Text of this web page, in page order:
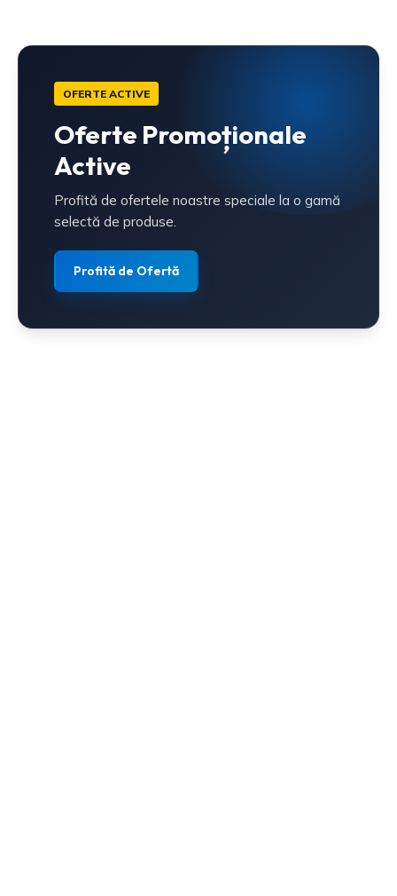
OFERTE ACTIVE
Oferte Promoționale
Active
Profită de ofertele noastre speciale la o gamă
selectă de produse.
Profită de Ofertă